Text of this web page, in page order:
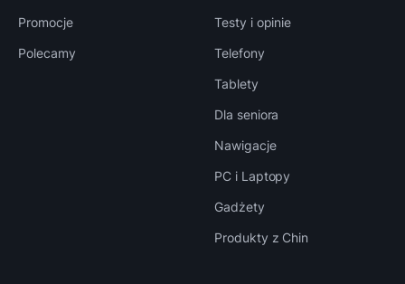
Promocje
Polecamy
Testy i opinie
Telefony
Tablety
Dla seniora
Nawigacje
PC i Laptopy
Gadżety
Produkty z Chin